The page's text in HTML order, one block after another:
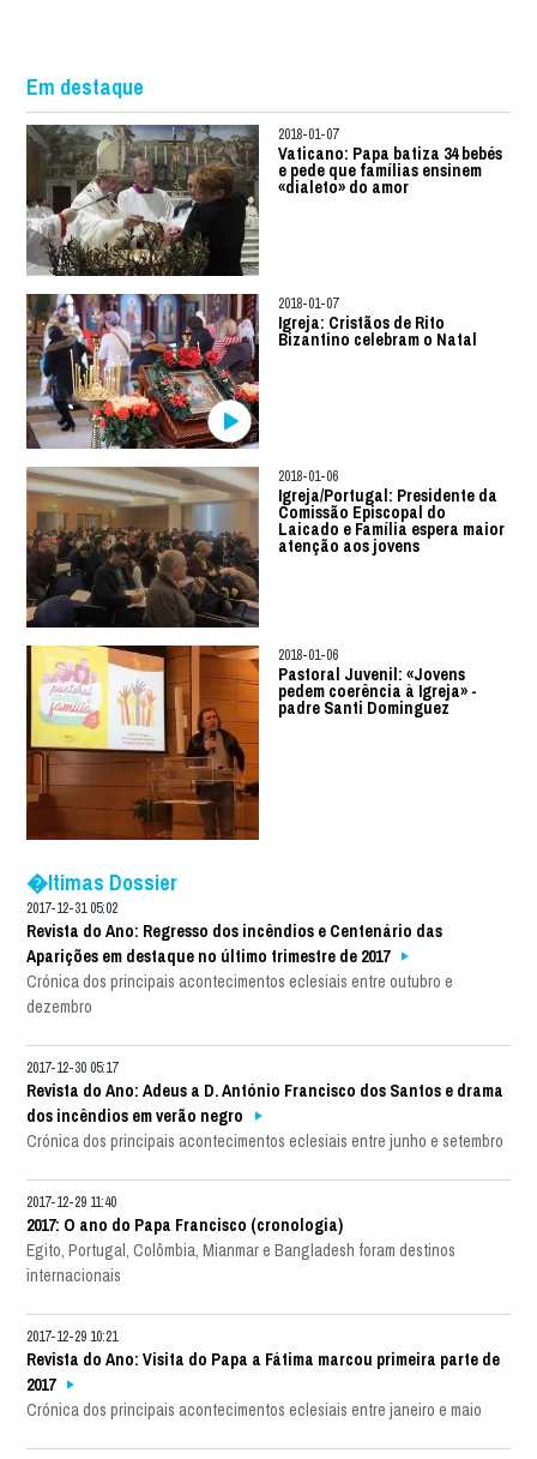
Em destaque
2018-01-07
Vaticano: Papa batiza 34 bebés
e pede que famílias ensinem
«dialeto» do amor
2018-01-07
Igreja: Cristãos de Rito
Bizantino celebram o Natal
2018-01-06
Igreja/Portugal: Presidente da
Comissão Episcopal do
Laicado e Família espera maior
atenção aos jovens
2018-01-06
Pastoral Juvenil: «Jovens
pedem coerência à Igreja» -
padre Santi Dominguez
�ltimas Dossier
2017-12-31 05:02
Revista do Ano: Regresso dos incêndios e Centenário das
Aparições em destaque no último trimestre de 2017
Crónica dos principais acontecimentos eclesiais entre outubro e
dezembro
2017-12-30 05:17
Revista do Ano: Adeus a D. António Francisco dos Santos e drama
dos incêndios em verão negro
Crónica dos principais acontecimentos eclesiais entre junho e setembro
2017-12-29 11:40
2017: O ano do Papa Francisco (cronologia)
Egito, Portugal, Colômbia, Mianmar e Bangladesh foram destinos
internacionais
2017-12-29 10:21
Revista do Ano: Visita do Papa a Fátima marcou primeira parte de
2017
Crónica dos principais acontecimentos eclesiais entre janeiro e maio